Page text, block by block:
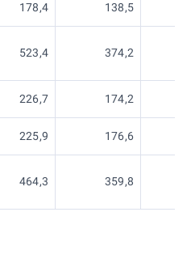
178,4 138,5
523,4 374,2
226,7 174,2
225,9 176,6
464,3 359,8